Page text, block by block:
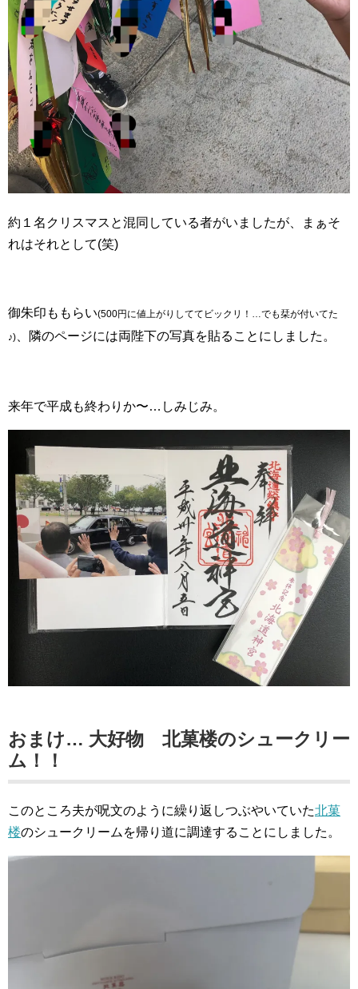
約１名クリスマスと混同している者がいましたが、まぁそ
れはそれとして(笑)
御朱印ももらい(500円に値上がりしててビックリ！…でも栞が付いてた
♪) 、隣のページには両陛下の写真を貼ることにしました。
来年で平成も終わりか〜…しみじみ。
おまけ… 大好物 北菓楼のシュークリー
ム！！
このところ夫が呪文のように繰り返しつぶやいていた北菓
楼のシュークリームを帰り道に調達することにしました。